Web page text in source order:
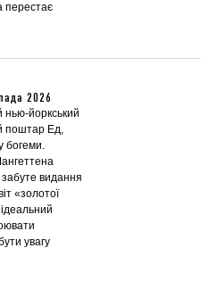
перестає
2026
нью-йоркський
поштар Ед,
богеми.
видання
«золотої
увагу